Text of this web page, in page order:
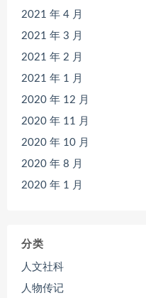
2021 年 4 月
2021 年 3 月
2021 年 2 月
2021 年 1 月
2020 年 12 月
2020 年 11 月
2020 年 10 月
2020 年 8 月
2020 年 1 月
分类
人文社科
人物传记